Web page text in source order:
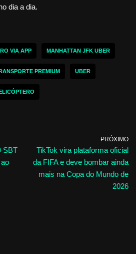
dia a dia.
VIA APP MANHATTAN JFK UBER
PREMIUM UBER
PRÓXIMO
TikTok vira plataforma oficial
da FIFA e deve bombar ainda
mais na Copa do Mundo de
2026